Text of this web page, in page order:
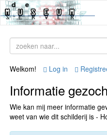
Welkom! Log in
Informatie
Wie kan mij meer informatie
weet van wie dit schilderij is -